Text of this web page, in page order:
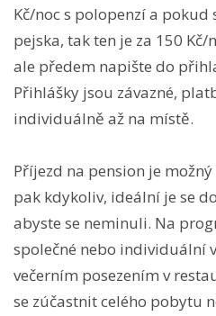
Kč/noc s polopenzí a pokud
pejska, tak ten je za 150
ale předem napište do
Přihlášky jsou závazné,
individuálně až na místě.
Příjezd na pension je
pak kdykoliv, ideální je se
abyste se neminuli. Na
společné nebo individuální
večerním posezením v
se zúčastnit celého pobytu